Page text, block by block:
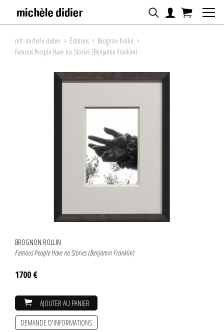
mfc-michèle didier > Éditions > Brognon Rollin >
Famous People Have no Stories (Benjamin Franklin)
BROGNON ROLLIN
Famous People Have no Stories (Benjamin Franklin)
1700 €
AJOUTER AU PANIER
DEMANDE D'INFORMATIONS